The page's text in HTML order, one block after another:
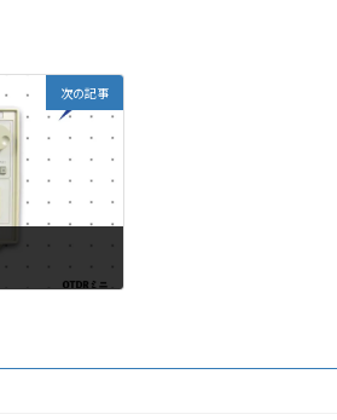
次の記事